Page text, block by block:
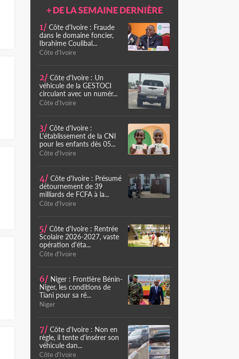
+ DE LA SEMAINE DERNIÈRE
1/ Côte d'Ivoire : Fraude
dans le domaine foncier,
Ibrahime Coulibal...
Côte d'Ivoire
2/ Côte d'Ivoire : Un
véhicule de la GESTOCI
circulant avec un numér...
Côte d'Ivoire
3/ Côte d'Ivoire :
L'établissement de la CNI
pour les enfants dès 05...
Côte d'Ivoire
4/ Côte d'Ivoire : Présumé
détournement de 39
milliards de FCFA à la...
Côte d'Ivoire
5/ Côte d'Ivoire : Rentrée
Scolaire 2026-2027, vaste
opération d'éta...
Côte d'Ivoire
6/ Niger : Frontière Bénin-
Niger, les conditions de
Tiani pour sa ré...
Niger
7/ Côte d'Ivoire : Non en
règle, il tente d'insérer son
véhicule dan...
Côte d'Ivoire